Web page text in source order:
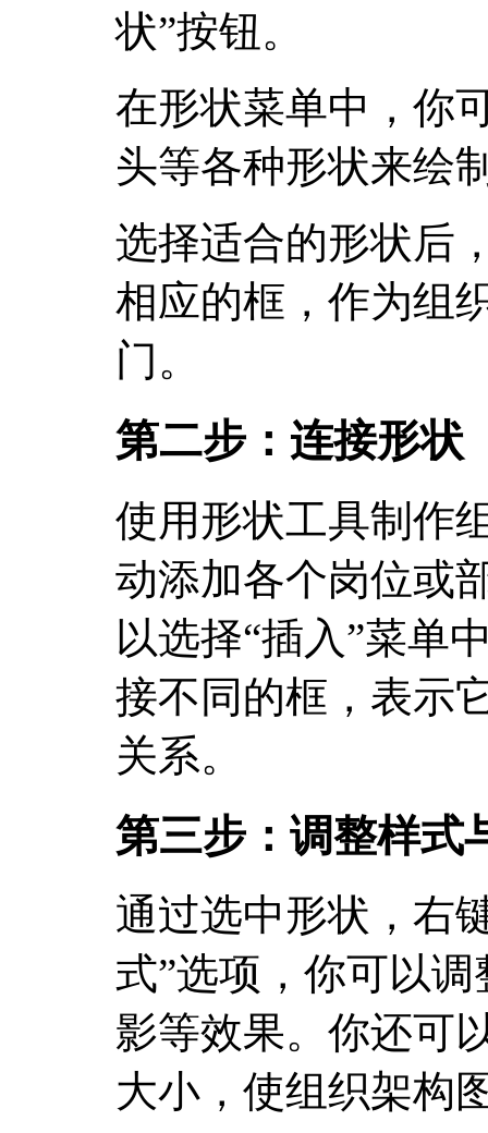
状”按钮。
在形状菜单中，你
头等各种形状来绘
选择适合的形状后
相应的框，作为组
门。
第二步：连接形状
使用形状工具制作
动添加各个岗位或
以选择“插入”菜单
接不同的框，表示
关系。
第三步：调整样式
通过选中形状，右
式”选项，你可以
影等效果。你还可
大小，使组织架构